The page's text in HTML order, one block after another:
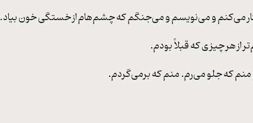
کار می‌کنم و می‌نویسم و می‌جنگم که چشم‌هام از خستگی خون بیاد.
از هر چیزی که قبلاً بودم.